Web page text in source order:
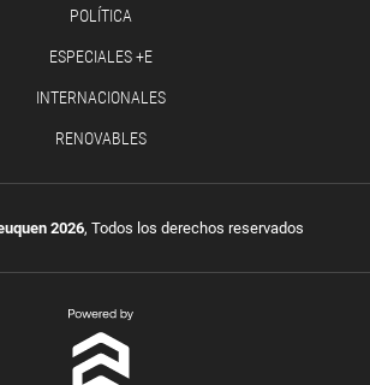
POLÍTICA
ESPECIALES +E
INTERNACIONALES
RENOVABLES
2026, Todos los derechos reservados